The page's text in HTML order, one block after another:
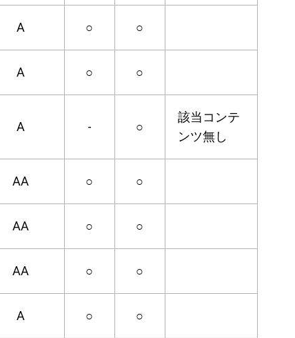
A ○ ○
A ○ ○
A - ○
該当コンテ
ンツ無し
AA ○ ○
AA ○ ○
AA ○ ○
A ○ ○